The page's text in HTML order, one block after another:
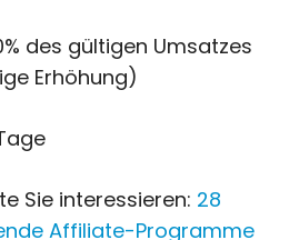
des gültigen Umsatzes
Erhöhung)
Sie interessieren: 28
Affiliate-Programme